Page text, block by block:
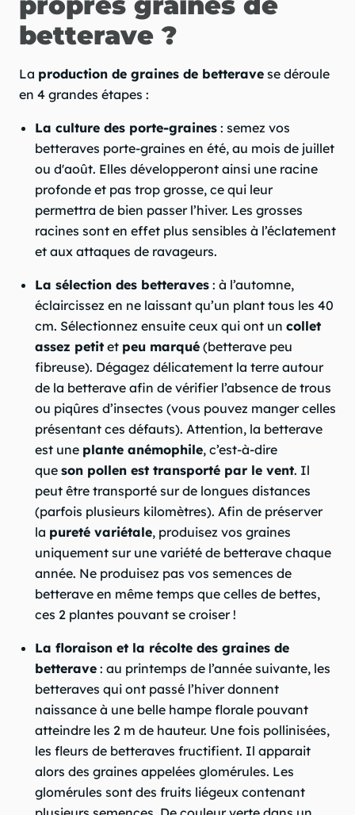
betterave ?
La production de graines de betterave se déroule
en 4 grandes étapes :
La culture des porte-graines : semez vos
betteraves porte-graines en été, au mois de juillet
ou d'août. Elles développeront ainsi une racine
profonde et pas trop grosse, ce qui leur
permettra de bien passer l’hiver. Les grosses
racines sont en effet plus sensibles à l’éclatement
et aux attaques de ravageurs.
La sélection des betteraves : à l’automne,
éclaircissez en ne laissant qu’un plant tous les 40
cm. Sélectionnez ensuite ceux qui ont un collet
assez petit et peu marqué (betterave peu
fibreuse). Dégagez délicatement la terre autour
de la betterave afin de vérifier l’absence de trous
ou piqûres d’insectes (vous pouvez manger celles
présentant ces défauts). Attention, la betterave
est une plante anémophile, c’est-à-dire
que son pollen est transporté par le vent. Il
peut être transporté sur de longues distances
(parfois plusieurs kilomètres). Afin de préserver
la pureté variétale, produisez vos graines
uniquement sur une variété de betterave chaque
année. Ne produisez pas vos semences de
betterave en même temps que celles de bettes,
ces 2 plantes pouvant se croiser !
La floraison et la récolte des graines de
betterave : au printemps de l’année suivante, les
betteraves qui ont passé l’hiver donnent
naissance à une belle hampe florale pouvant
atteindre les 2 m de hauteur. Une fois pollinisées,
les fleurs de betteraves fructifient. Il apparait
alors des graines appelées glomérules. Les
glomérules sont des fruits liégeux contenant